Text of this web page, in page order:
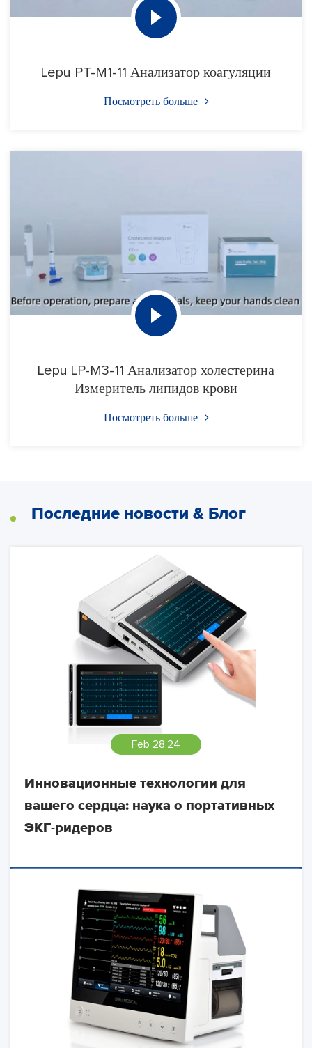
Lepu PT-M1-11 Анализатор коагуляции
Посмотреть больше
Lepu LP-M3-11 Анализатор холестерина
Измеритель липидов крови
Посмотреть больше
Последние новости & Блог
Feb 28,24
Инновационные технологии для
вашего сердца: наука о портативных
ЭКГ-ридеров